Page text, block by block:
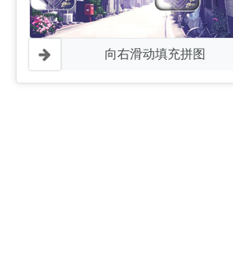
向右滑动填充拼图